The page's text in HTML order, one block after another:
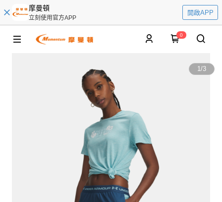
摩曼頓
立刻使用官方APP
開啟APP
0
1/3